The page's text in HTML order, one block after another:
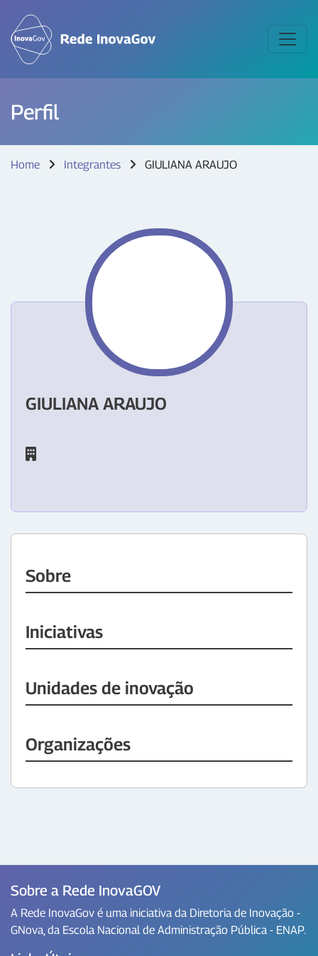
Perfil
Home Integrantes GIULIANA ARAUJO
GIULIANA ARAUJO
Sobre
Iniciativas
Unidades de inovação
Organizações
Sobre a Rede InovaGOV
A Rede InovaGov é uma iniciativa da Diretoria de Inovação -
GNova, da Escola Nacional de Administração Pública - ENAP.